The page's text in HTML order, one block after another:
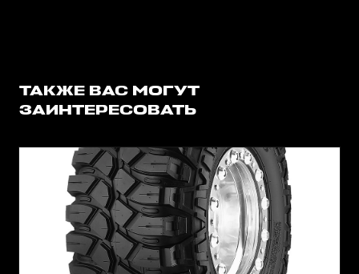
ТАКЖЕ ВАС МОГУТ
ЗАИНТЕРЕСОВАТЬ